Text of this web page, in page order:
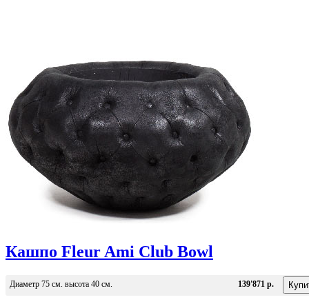
Кашпо Fleur Ami Club Bowl
Диаметр 75 см. высота 40 см. 139'871 р.